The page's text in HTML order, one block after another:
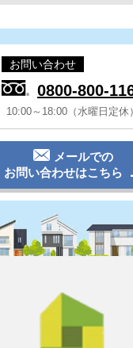
お問い合わせ
0800-800-
10:00～18:00（水曜日定休）
メールでの
お問い合わせはこちら